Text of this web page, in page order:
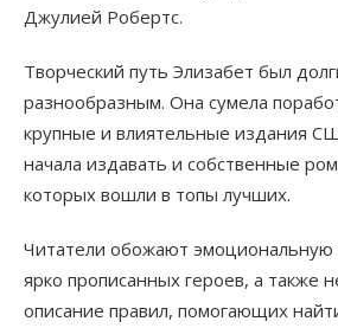
Джулией Робертс.
Творческий путь Элизабет был
разнообразным. Она сумела
крупные и влиятельные издания
начала издавать и собственные
которых вошли в топы лучших.
Читатели обожают эмоциональную
ярко прописанных героев, а также
описание правил, помогающих